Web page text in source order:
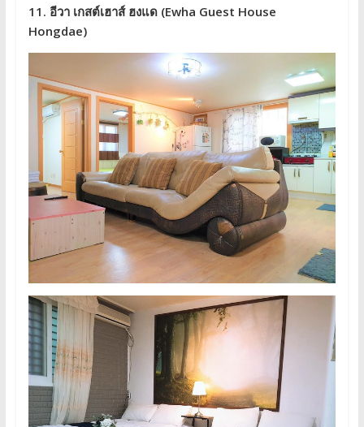
11. อีวา เกสต์เฮาส์ ฮงแด (Ewha Guest House
Hongdae)